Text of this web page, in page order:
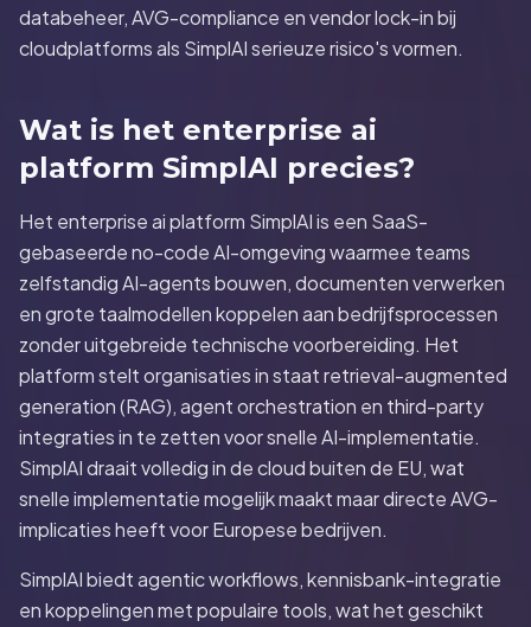
databeheer, AVG-compliance en vendor lock-in bij
cloudplatforms als SimplAI serieuze risico's vormen.
Wat is het enterprise ai
platform SimplAI precies?
Het enterprise ai platform SimplAI is een SaaS-
gebaseerde no-code AI-omgeving waarmee teams
zelfstandig AI-agents bouwen, documenten verwerken
en grote taalmodellen koppelen aan bedrijfsprocessen
zonder uitgebreide technische voorbereiding. Het
platform stelt organisaties in staat retrieval-augmented
generation (RAG), agent orchestration en third-party
integraties in te zetten voor snelle AI-implementatie.
SimplAI draait volledig in de cloud buiten de EU, wat
snelle implementatie mogelijk maakt maar directe AVG-
implicaties heeft voor Europese bedrijven.
SimplAI biedt agentic workflows, kennisbank-integratie
en koppelingen met populaire tools, wat het geschikt